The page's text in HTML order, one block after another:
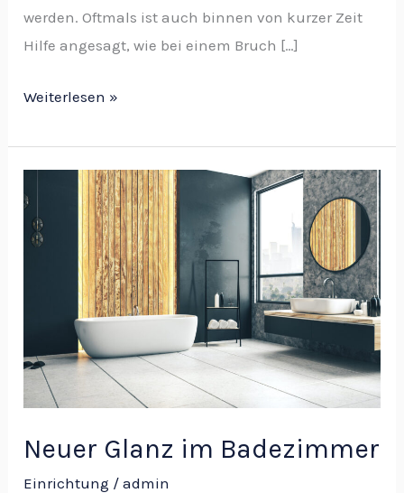
werden. Oftmals ist auch binnen von kurzer Zeit
Hilfe angesagt, wie bei einem Bruch […]
Weiterlesen »
Neuer Glanz im Badezimmer
Einrichtung /admin
Glanz
im
Badezimmer